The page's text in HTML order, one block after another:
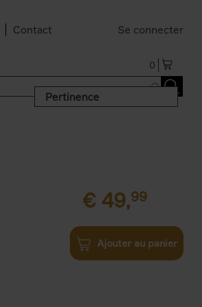
Contact Se connecter
0
Pertinence
€ 49,99
Ajouter au panier